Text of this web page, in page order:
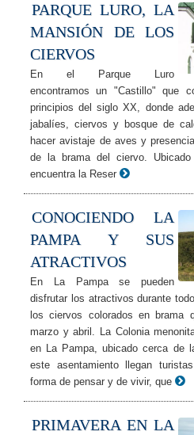
PARQUE LURO, LA
MANSIÓN DE LOS
CIERVOS
En el Parque Luro
encontramos un "Castillo" que
principios del siglo XX, donde
jabalíes, ciervos y bosque de
hacer avistaje de aves y
de la brama del ciervo.
encuentra la Reser
CONOCIENDO LA
PAMPA Y SUS
ATRACTIVOS
En La Pampa se pueden
disfrutar los atractivos durante
los ciervos colorados en brama
marzo y abril. La Colonia
en La Pampa, ubicado cerca de
este asentamiento llegan
forma de pensar y de vivir, que
PRIMAVERA EN LA